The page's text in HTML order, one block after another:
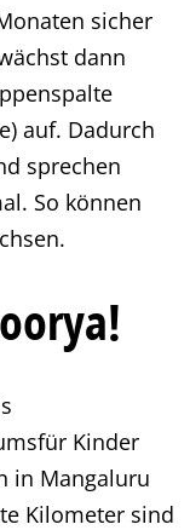
sicher
dann
auf. Dadurch
sprechen
So können
Kinder
in Mangaluru
Kilometer sind